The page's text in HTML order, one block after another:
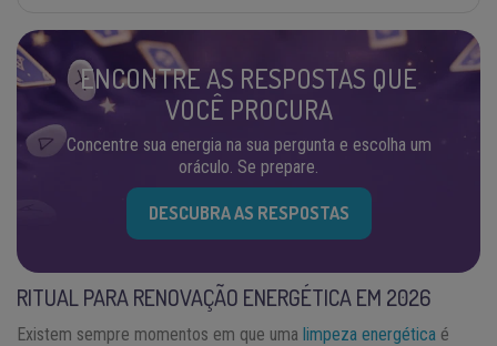
ENCONTRE AS RESPOSTAS QUE
VOCÊ PROCURA
Concentre sua energia na sua pergunta e escolha um
oráculo. Se prepare.
DESCUBRA AS RESPOSTAS
RITUAL PARA RENOVAÇÃO ENERGÉTICA EM 2026
Existem sempre momentos em que uma limpeza energética é